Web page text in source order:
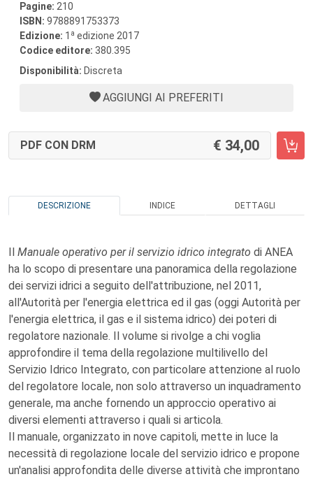
Pagine: 210
ISBN: 9788891753373
Edizione: 1 a edizione 2017
Codice editore: 380.395
Disponibilità: Discreta
AGGIUNGI AI PREFERITI
PDF CON DRM 34,00
DESCRIZIONE INDICE DETTAGLI
Il Manuale operativo per il servizio idrico integrato di ANEA
ha lo scopo di presentare una panoramica della regolazione
dei servizi idrici a seguito dell'attribuzione, nel 2011,
all'Autorità per l'energia elettrica ed il gas (oggi Autorità per
l'energia elettrica, il gas e il sistema idrico) dei poteri di
regolatore nazionale. Il volume si rivolge a chi voglia
approfondire il tema della regolazione multilivello del
Servizio Idrico Integrato, con particolare attenzione al ruolo
del regolatore locale, non solo attraverso un inquadramento
generale, ma anche fornendo un approccio operativo ai
diversi elementi attraverso i quali si articola.
Il manuale, organizzato in nove capitoli, mette in luce la
necessità di regolazione locale del servizio idrico e propone
un'analisi approfondita delle diverse attività che improntano